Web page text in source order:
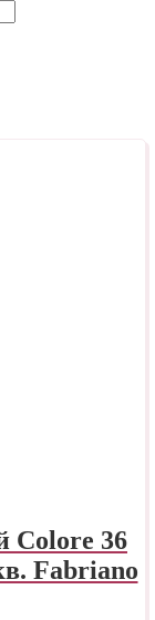
Colore 36
Fabriano